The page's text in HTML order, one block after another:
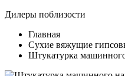
Дилеры поблизости
Главная
Сухие вяжущие
Штукатурка